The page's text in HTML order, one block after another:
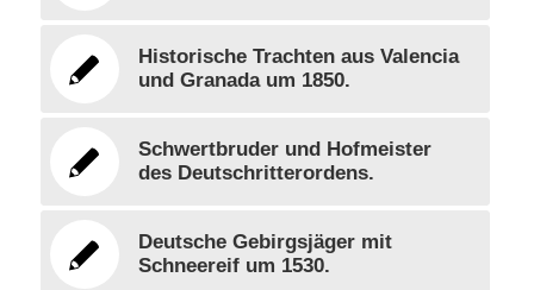
Historische Trachten aus Valencia
und Granada um 1850.
Schwertbruder und Hofmeister
des Deutschritterordens.
Deutsche Gebirgsjäger mit
Schneereif um 1530.